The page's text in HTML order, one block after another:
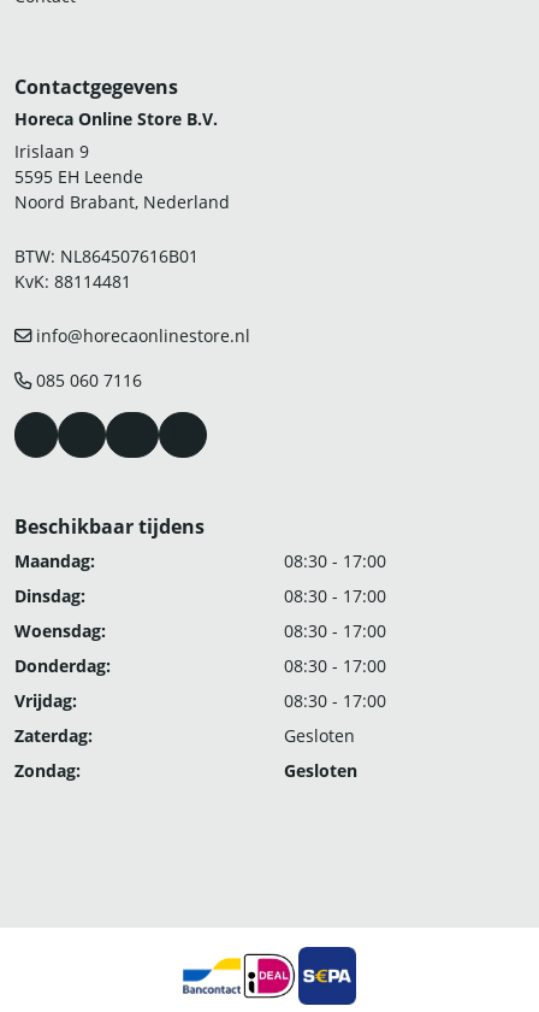
Contactgegevens
Horeca Online Store B.V.
Irislaan 9
5595 EH Leende
Noord Brabant, Nederland
BTW: NL864507616B01
KvK: 88114481
info@horecaonlinestore.nl
085 060 7116
Beschikbaar tijdens
Maandag:
08:30 - 17:00
Dinsdag:
08:30 - 17:00
Woensdag:
08:30 - 17:00
Donderdag:
08:30 - 17:00
Vrijdag:
08:30 - 17:00
Zaterdag:
Gesloten
Zondag:
Gesloten